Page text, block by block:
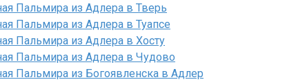
Пальмира из Адлера в Тверь
Пальмира из Адлера в Туапсе
Пальмира из Адлера в Хосту
Пальмира из Адлера в Чудово
Пальмира из Богоявленска в Адлер